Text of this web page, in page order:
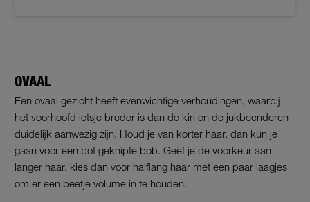
OVAAL
Een ovaal gezicht heeft evenwichtige verhoudingen, waarbij
het voorhoofd ietsje breder is dan de kin en de jukbeenderen
duidelijk aanwezig zijn. Houd je van korter haar, dan kun je
gaan voor een bot geknipte bob. Geef je de voorkeur aan
langer haar, kies dan voor halflang haar met een paar laagjes
om er een beetje volume in te houden.